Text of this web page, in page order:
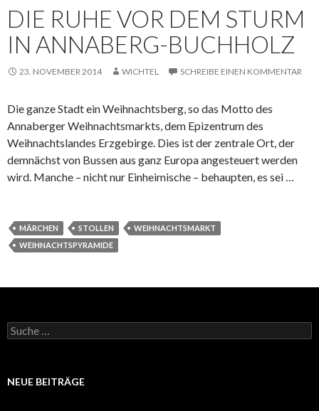
DIE RUHE VOR DEM STURM
IN ANNABERG-BUCHHOLZ
23. NOVEMBER 2014 WICHTEL SCHREIBE EINEN KOMMENTAR
Die ganze Stadt ein Weihnachtsberg, so das Motto des
Annaberger Weihnachtsmarkts, dem Epizentrum des
Weihnachtslandes Erzgebirge. Dies ist der zentrale Ort, der
demnächst von Bussen aus ganz Europa angesteuert werden
wird. Manche – nicht nur Einheimische – behaupten, es sei …
MÄRCHEN STOLLEN
WEIHNACHTSMARKT
WEIHNACHTSPYRAMIDE
S
u
e
NEUE BEITRÄGE